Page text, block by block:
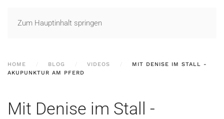
Zum Hauptinhalt springen
HOME BLOG VIDEOS
MIT DENISE IM STALL -
AKUPUNKTUR AM PFERD
Mit Denise im Stall -